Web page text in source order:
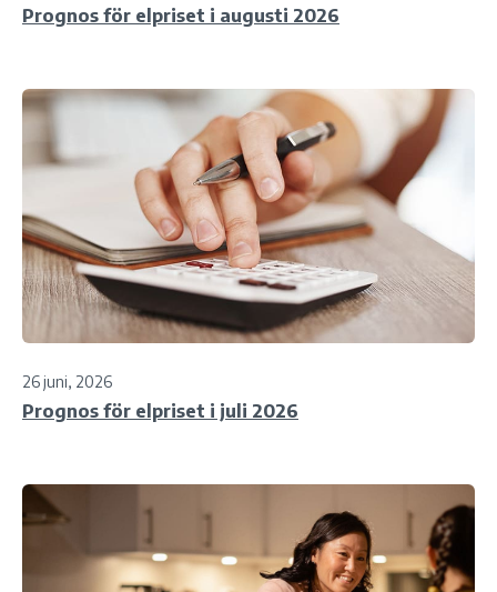
Prognos för elpriset i augusti 2026
26 juni, 2026
Prognos för elpriset i juli 2026